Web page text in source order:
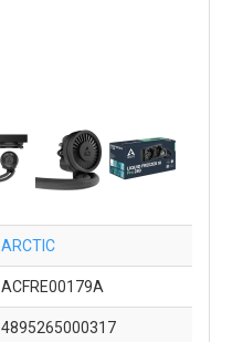
ARCTIC
ACFRE00179A
4895265000317